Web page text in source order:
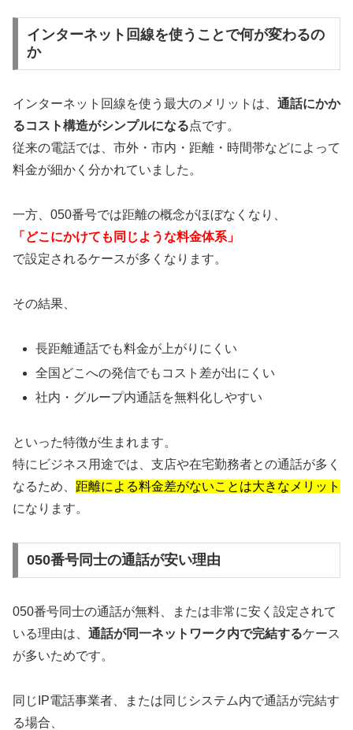
インターネット回線を使うことで何が変わるの
か
インターネット回線を使う最大のメリットは、 通話にかか
るコスト構造がシンプルになる点です。
従来の電話では、市外・市内・距離・時間帯などによって
料金が細かく分かれていました。
一方、050番号では距離の概念がほぼなくなり、
「どこにかけても同じような料金体系」
で設定されるケースが多くなります。
その結果、
長距離通話でも料金が上がりにくい
全国どこへの発信でもコスト差が出にくい
社内・グループ内通話を無料化しやすい
といった特徴が生まれます。
特にビジネス用途では、支店や在宅勤務者との通話が多く
なるため、 距離による料金差がないことは大きなメリット
になります。
050番号同士の通話が安い理由
050番号同士の通話が無料、または非常に安く設定されて
いる理由は、 通話が同一ネットワーク内で完結するケース
が多いためです。
同じIP電話事業者、または同じシステム内で通話が完結す
る場合、